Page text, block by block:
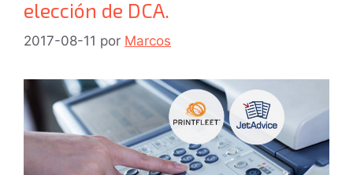
elección de DCA.
2017-08-11 por Marcos